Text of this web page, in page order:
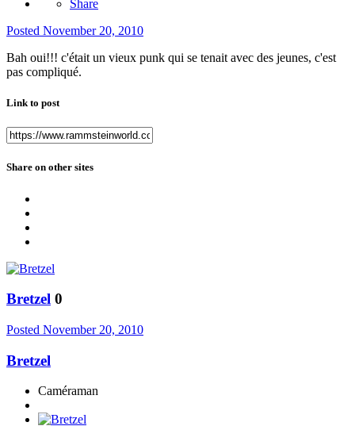
Share
Posted November 20, 2010
Bah oui!!! c'était un vieux punk qui se tenait avec des jeunes, c'est
pas compliqué.
Link to post
Share on other sites
Bretzel 0
Posted November 20, 2010
Bretzel
Caméraman